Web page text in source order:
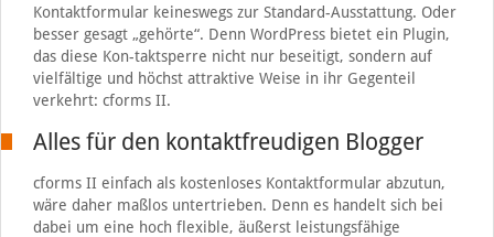
Kontaktformular keineswegs zur Standard-Ausstattung. Oder
besser gesagt „gehörte“. Denn WordPress bietet ein Plugin,
das diese Kon-taktsperre nicht nur beseitigt, sondern auf
vielfältige und höchst attraktive Weise in ihr Gegenteil
verkehrt: cforms II.
Alles für den kontaktfreudigen Blogger
cforms II einfach als kostenloses Kontaktformular abzutun,
wäre daher maßlos untertrieben. Denn es handelt sich bei
dabei um eine hoch flexible, äußerst leistungsfähige